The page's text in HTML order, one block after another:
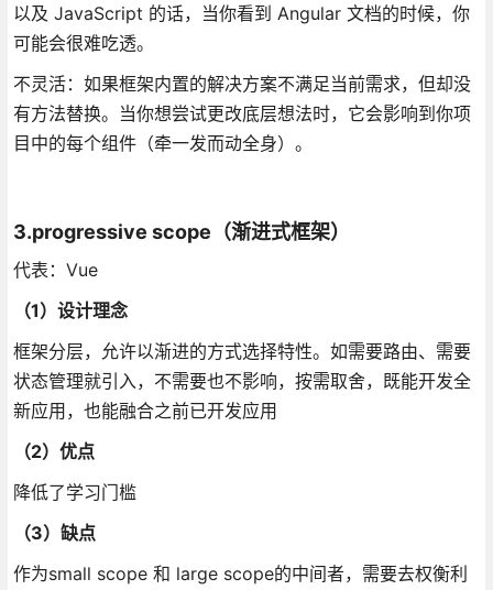
以及 JavaScript 的话，当你看到 Angular 文档的时候，你
可能会很难吃透。
不灵活：如果框架内置的解决方案不满足当前需求，但却没
有方法替换。当你想尝试更改底层想法时，它会影响到你项
目中的每个组件（牵一发而动全身）。
3.progressive scope（渐进式框架）
代表：Vue
（1）设计理念
框架分层，允许以渐进的方式选择特性。如需要路由、需要
状态管理就引入，不需要也不影响，按需取舍，既能开发全
新应用，也能融合之前已开发应用
（2）优点
降低了学习门槛
（3）缺点
作为small scope 和 large scope的中间者，需要去权衡利